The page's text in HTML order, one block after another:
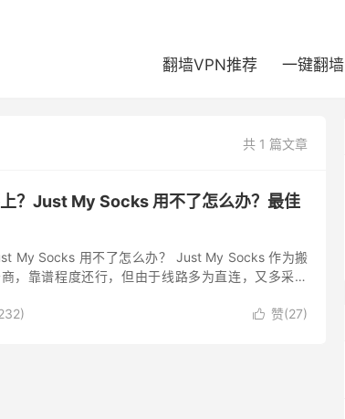
翻墙VPN推荐 一键翻墙
共 1 篇文章
？Just My Socks 用不了怎么办？最佳
My Socks 用不了怎么办？ Just My Socks 作为搬
，靠谱程度还行，但由于线路多为直连，又多采用
 赞(27)